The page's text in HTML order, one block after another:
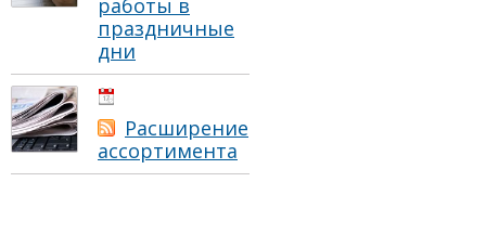
работы в
праздничные
дни
Расширение
ассортимента